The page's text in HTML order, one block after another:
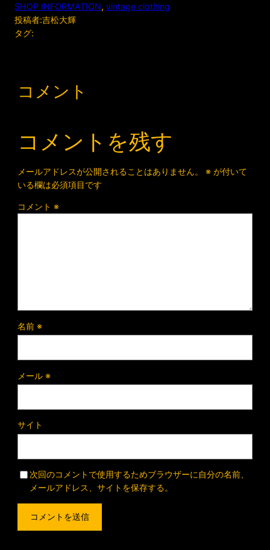
SHOP INFORMATION, vintage clothing
投稿者:吉松大輝
タグ:
コメント
コメントを残す
メールアドレスが公開されることはありません。 ※が付いて
いる欄は必須項目です
コメント ※
名前 ※
メール ※
サイト
次回のコメントで使用するためブラウザーに自分の名前、
メールアドレス、サイトを保存する。